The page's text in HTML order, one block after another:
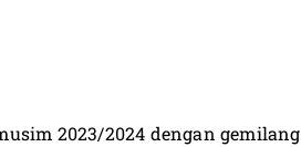
2023/2024 dengan gemilang